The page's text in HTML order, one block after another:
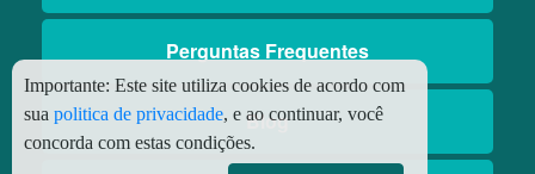
Perguntas Frequentes
Blog
Importante: Este site utiliza cookies de acordo com
sua politica de privacidade, e ao continuar, você
concorda com estas condições.